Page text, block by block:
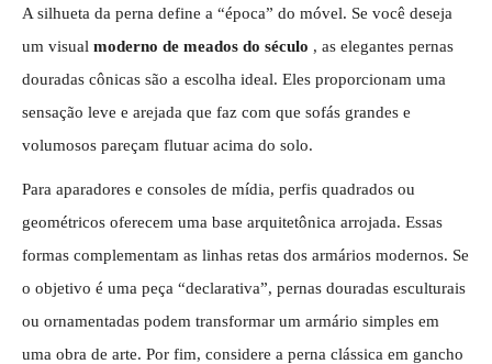
A silhueta da perna define a “época” do móvel. Se você deseja
um visual moderno de meados do século , as elegantes pernas
douradas cônicas são a escolha ideal. Eles proporcionam uma
sensação leve e arejada que faz com que sofás grandes e
volumosos pareçam flutuar acima do solo.
Para aparadores e consoles de mídia, perfis quadrados ou
geométricos oferecem uma base arquitetônica arrojada. Essas
formas complementam as linhas retas dos armários modernos. Se
o objetivo é uma peça “declarativa”, pernas douradas esculturais
ou ornamentadas podem transformar um armário simples em
uma obra de arte. Por fim, considere a perna clássica em gancho